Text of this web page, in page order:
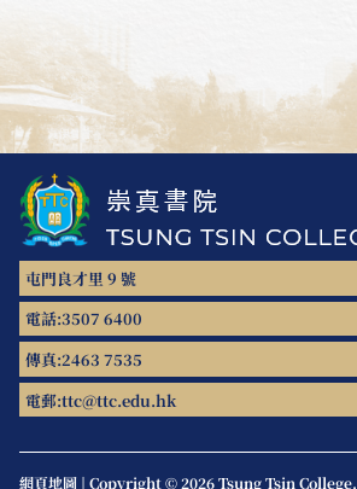
屯門良才里 9 號
電話:3507 6400
傳真:2463 7535
電郵:ttc@ttc.edu.hk
網頁地圖 | Copyright © 2026 Tsung Tsin College.